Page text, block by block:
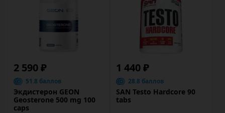
2 590 ₽
51.8 баллов
Экдистерон GEON
Geosterone 500 mg 100
caps
1 440 ₽
28.8 баллов
SAN Testo Hardcore 90
tabs